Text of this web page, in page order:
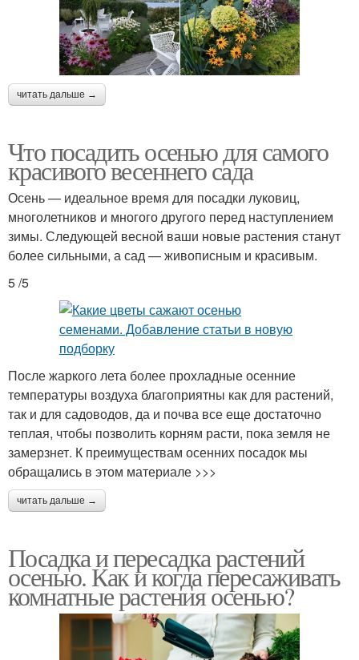
читать дальше →
Что посадить осенью для самого
красивого весеннего сада
Осень — идеальное время для посадки луковиц,
многолетников и многого другого перед наступлением
зимы. Следующей весной ваши новые растения станут
более сильными, а сад — живописным и красивым.
5 /5
После жаркого лета более прохладные осенние
температуры воздуха благоприятны как для растений,
так и для садоводов, да и почва все еще достаточно
теплая, чтобы позволить корням расти, пока земля не
замерзнет. К преимуществам осенних посадок мы
обращались в этом материале >>>
читать дальше →
Посадка и пересадка растений
осенью. Как и когда пересаживать
комнатные растения осенью?